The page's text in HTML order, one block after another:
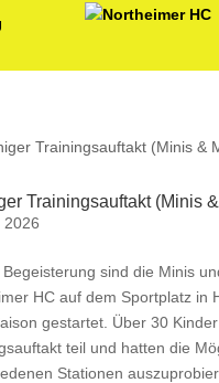
Trainingsauftakt (Minis
2026
Begeisterung sind die Minis
HC auf dem Sportplatz in
gestartet. Über 30
teil und hatten die
Stationen
werden
vor
Artikel